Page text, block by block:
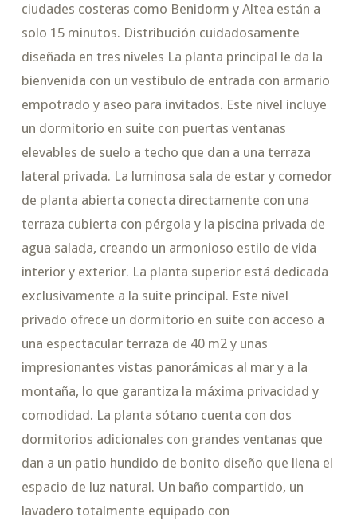
ciudades costeras como Benidorm y Altea están a
solo 15 minutos. Distribución cuidadosamente
diseñada en tres niveles La planta principal le da la
bienvenida con un vestíbulo de entrada con armario
empotrado y aseo para invitados. Este nivel incluye
un dormitorio en suite con puertas ventanas
elevables de suelo a techo que dan a una terraza
lateral privada. La luminosa sala de estar y comedor
de planta abierta conecta directamente con una
terraza cubierta con pérgola y la piscina privada de
agua salada, creando un armonioso estilo de vida
interior y exterior. La planta superior está dedicada
exclusivamente a la suite principal. Este nivel
privado ofrece un dormitorio en suite con acceso a
una espectacular terraza de 40 m2 y unas
impresionantes vistas panorámicas al mar y a la
montaña, lo que garantiza la máxima privacidad y
comodidad. La planta sótano cuenta con dos
dormitorios adicionales con grandes ventanas que
dan a un patio hundido de bonito diseño que llena el
espacio de luz natural. Un baño compartido, un
lavadero totalmente equipado con